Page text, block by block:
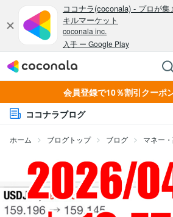
会員登録で10％割引クーポ
ココナラブログ
ホーム ブログトップ ブログ マネー